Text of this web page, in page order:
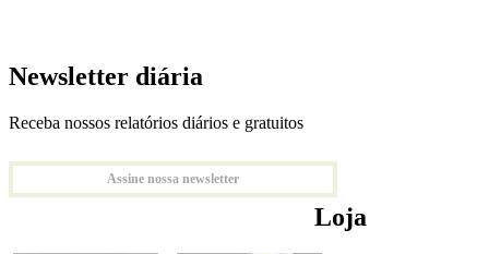
Newsletter diária
Receba nossos relatórios diários e gratuitos
Assine nossa newsletter
Loja